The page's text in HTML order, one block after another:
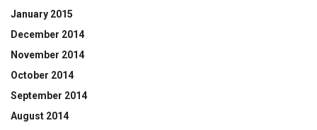
January 2015
December 2014
November 2014
October 2014
September 2014
August 2014